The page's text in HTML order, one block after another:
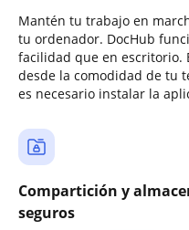
Mantén tu trabajo en
tu ordenador. DocHub
facilidad que en escritorio.
desde la comodidad de tu
es necesario instalar la
Compartición y
seguros